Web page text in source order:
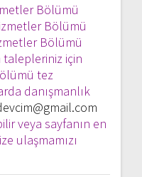
Bölümü
Bölümü
Bölümü
için
tez
danışmanlık
veya sayfanın en
ulaşmamızı